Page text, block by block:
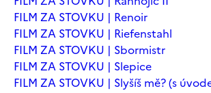
FILM ZA STOVKU | Renoir
FILM ZA STOVKU | Riefenstahl
FILM ZA STOVKU | Sbormistr
FILM ZA STOVKU | Slepice
FILM ZA STOVKU | Slyšíš mě? (s